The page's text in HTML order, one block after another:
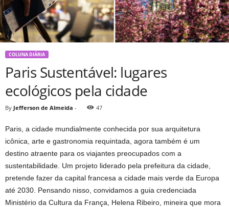
COLUNA DIÁRIA
Paris Sustentável: lugares
ecológicos pela cidade
By Jefferson de Almeida - 47
Paris, a cidade mundialmente conhecida por sua arquitetura
icônica, arte e gastronomia requintada, agora também é um
destino atraente para os viajantes preocupados com a
sustentabilidade. Um projeto liderado pela prefeitura da cidade,
pretende fazer da capital francesa a cidade mais verde da Europa
até 2030. Pensando nisso, convidamos a guia credenciada
Ministério da Cultura da França, Helena Ribeiro, mineira que mora